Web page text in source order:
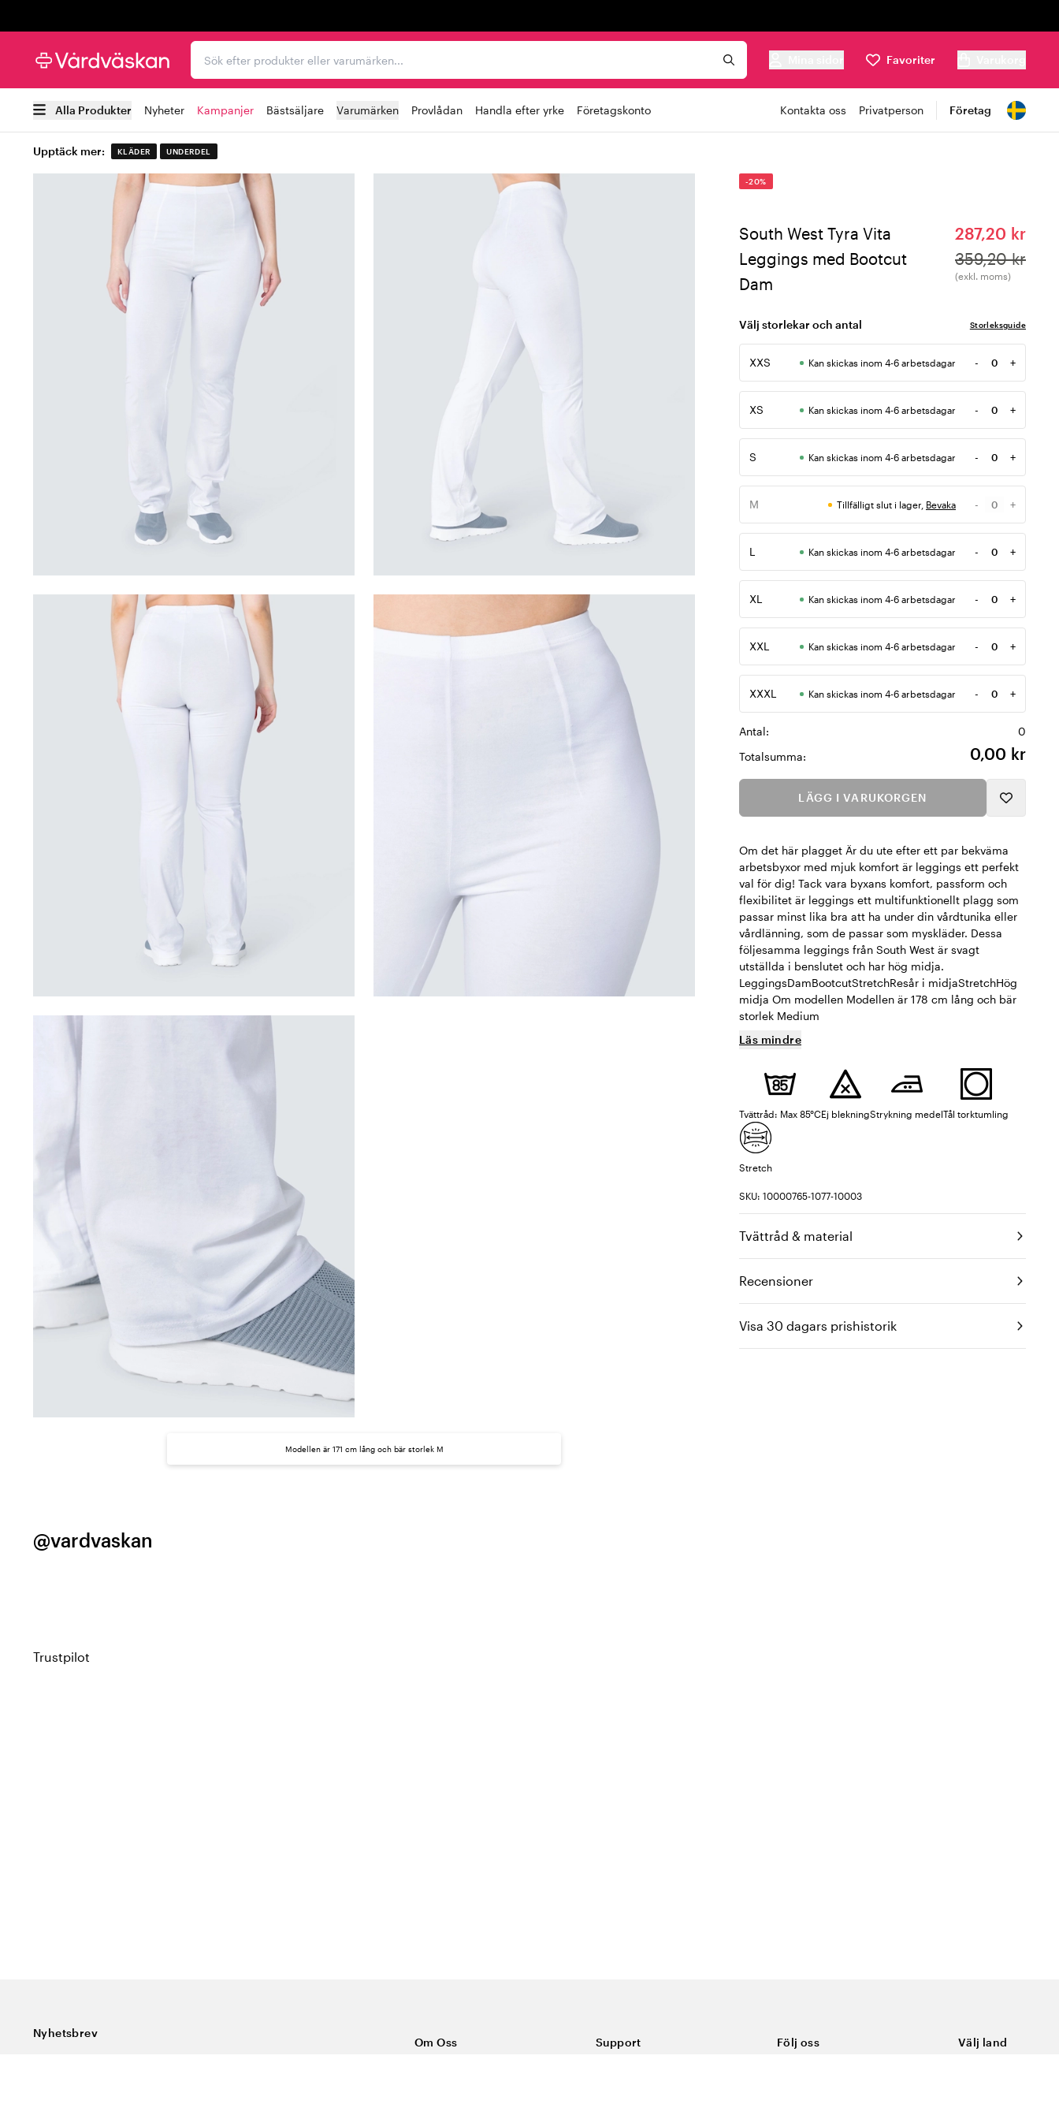
Sök efter produkter eller varumärken...
Favoriter
Alla Produkter Nyheter Kampanjer Bästsäljare Varumärken Provlådan Handla efter yrke Företagskonto Kontakta oss Privatperson Företag
Upptäck mer: KLÄDER UNDERDEL
Modellen är 171 cm lång och bär storlek M
-20%
South West Tyra Vita
Leggings med Bootcut
Dam
287,20 kr
359,20 kr
(exkl. moms)
Välj storlekar och antal Storleksguide
XXS Kan skickas inom 4-6 arbetsdagar -
Antal
+
XS Kan skickas inom 4-6 arbetsdagar -
Antal
+
S Kan skickas inom 4-6 arbetsdagar -
Antal
+
M Tillfälligt slut i lager, Bevaka -
Antal
+
L Kan skickas inom 4-6 arbetsdagar -
Antal
+
XL Kan skickas inom 4-6 arbetsdagar -
Antal
+
XXL Kan skickas inom 4-6 arbetsdagar -
Antal
+
XXXL Kan skickas inom 4-6 arbetsdagar -
Antal
+
Antal:
0
Totalsumma:
0,00 kr
LÄGG I VARUKORGEN
Om det här plagget Är du ute efter ett par bekväma
arbetsbyxor med mjuk komfort är leggings ett perfekt
val för dig! Tack vara byxans komfort, passform och
flexibilitet är leggings ett multifunktionellt plagg som
passar minst lika bra att ha under din vårdtunika eller
vårdlänning, som de passar som myskläder. Dessa
följesamma leggings från South West är svagt
utställda i benslutet och har hög midja.
LeggingsDamBootcutStretchResår i midjaStretchHög
midja Om modellen Modellen är 178 cm lång och bär
storlek Medium
Läs mindre
Tvättråd: Max 85°CEj blekningStrykning medelTål torktumling
Stretch
SKU: 10000765-1077-10003
Tvättråd & material
Recensioner
Visa 30 dagars prishistorik
@vardvaskan
Trustpilot
Nyhetsbrev
Om Oss Support Följ oss Välj land